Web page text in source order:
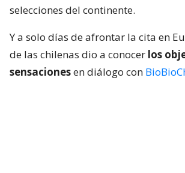
selecciones del continente.
Y a solo días de afrontar la cita en
de las chilenas dio a conocer los
sensacionesen diálogo con